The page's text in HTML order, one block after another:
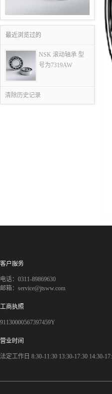
最近浏览过的
NSK 滚动轴承 型
号为7319AW
清除历史记录
客户服务
电话：0311-89869630
邮箱：service@jtsww.com
工商执照
91130000567397459Y
营业时间
法定工作日 8:30-11:30 13:30-17:30 14:30-